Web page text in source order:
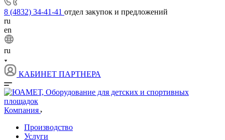
8 (4832) 34-41-41 отдел закупок и предложений
ru
en
ru
КАБИНЕТ ПАРТНЕРА
Компания
Производство
Услуги